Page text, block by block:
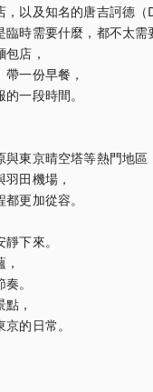
，以及知名的唐吉訶德
時需要什麼，都不太需
店，
一份早餐，
一段時間。
東京晴空塔等熱門地區
田機場，
更加從容。
下來。
。
，
的日常。